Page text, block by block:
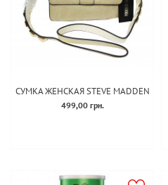
СУМКА ЖЕНСКАЯ STEVE MADDEN
499,00 грн.